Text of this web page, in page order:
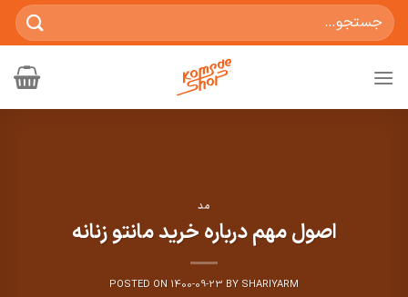
جستجو
برای:
مد
اصول مهم درباره خرید مانتو زنانه
POSTED ON1400-09-23BYSHARIYARM